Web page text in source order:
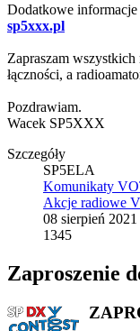
Dodatkowe informacje
sp5xxx.pl
Zapraszam
łączności, a
Pozdrawiam.
Wacek SP5XXX
Szczegóły
SP5ELA
Komunikaty
Akcje radiowe
08 sierpień 2021
1345
Zaproszenie